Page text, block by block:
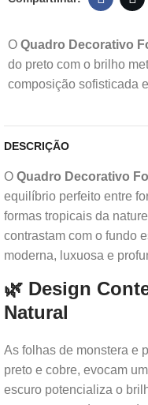
O Quadro Decorativo
do preto com o brilho
composição sofisticada
DESCRIÇÃO
O Quadro Decorativo
equilíbrio perfeito entre
formas tropicais da
contrastam com o fundo
moderna, luxuosa e
🌿 Design
Natural
As folhas de monstera e
preto e cobre, evocam
escuro potencializa o